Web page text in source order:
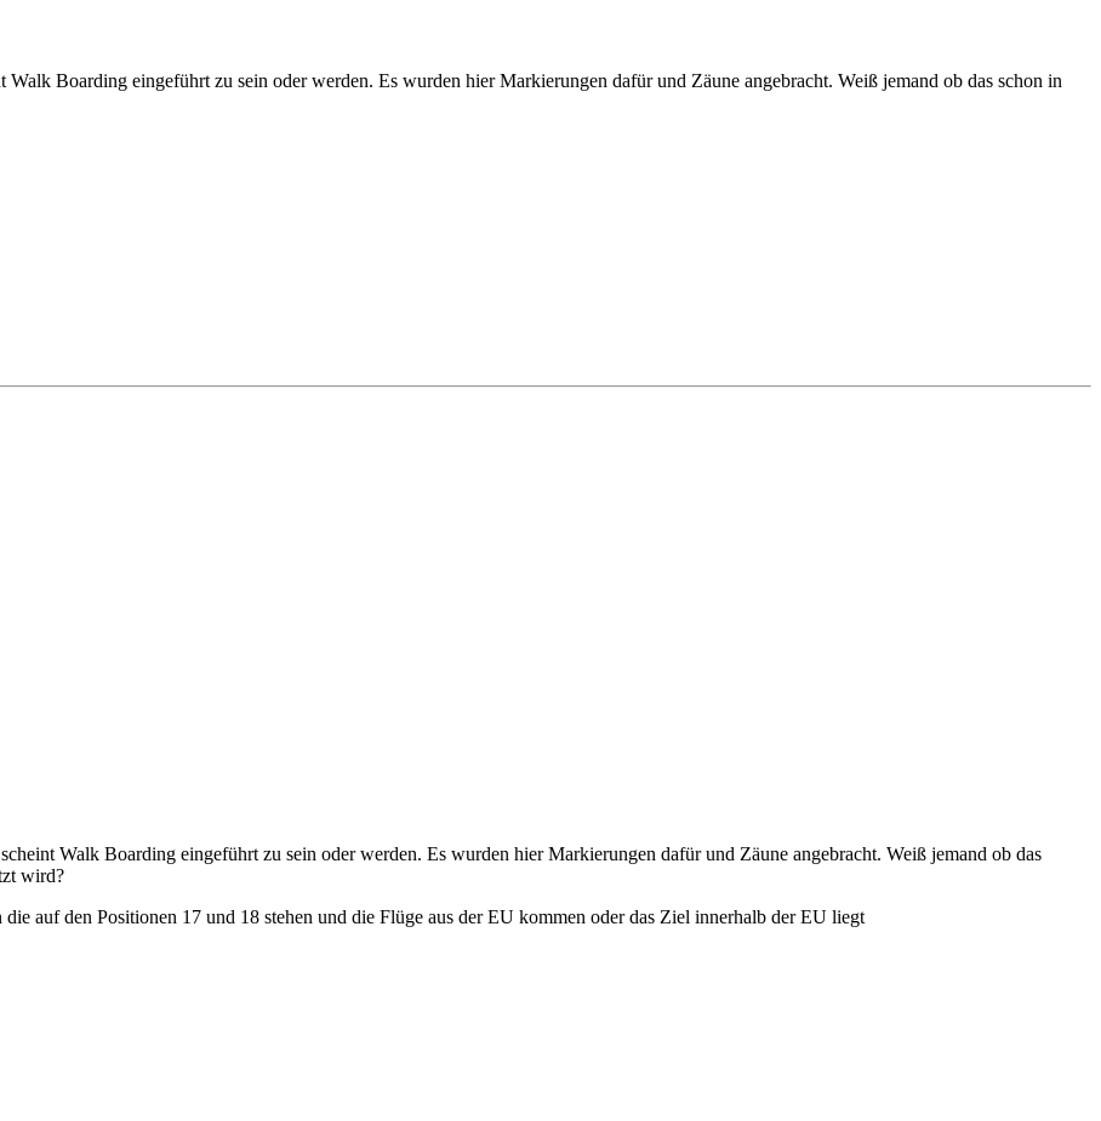
Boarding eingeführt zu sein oder werden. Es wurden hier Markierungen dafür und Zäune angebracht. Weiß jemand ob das schon in
Walk Boarding eingeführt zu sein oder werden. Es wurden hier Markierungen dafür und Zäune angebracht. Weiß jemand ob das
wird?
auf den Positionen 17 und 18 stehen und die Flüge aus der EU kommen oder das Ziel innerhalb der EU liegt